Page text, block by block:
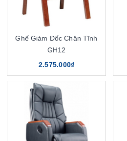
Ghế Giám Đốc Chân Tĩnh
GH12
2.575.000₫